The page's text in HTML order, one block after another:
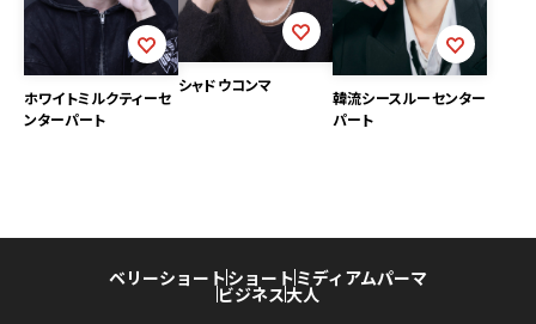
ホワイトミルクティーセ
ンターパート
シャドウコンマ
韓流シースルーセンター
パート
ベリーショートショート ミディアムパーマ
ビジネス大人